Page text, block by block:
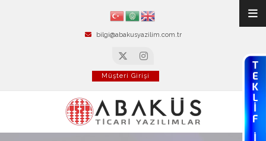
bilgi@abakusyazilim.com.tr
Müşteri Girişi